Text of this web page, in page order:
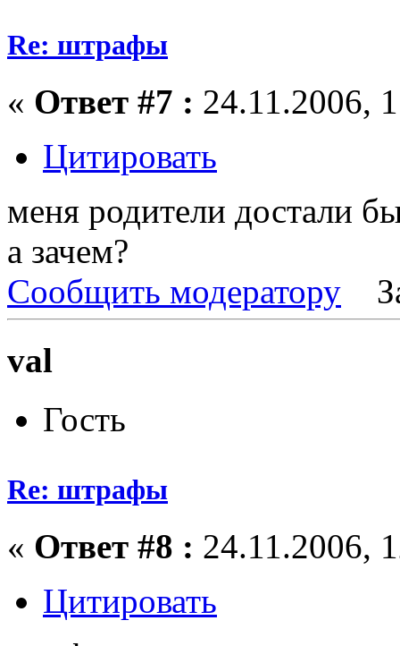
Re: штрафы
« Ответ #7 : 24.11.2006,
Цитировать
меня родители достали
а зачем?
Сообщить модератору
val
Гость
Re: штрафы
« Ответ #8 : 24.11.2006,
Цитировать